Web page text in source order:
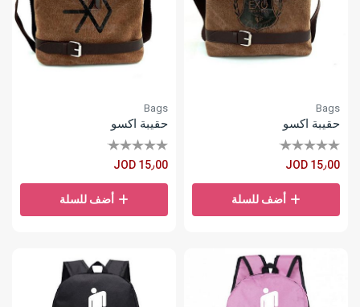
Bags
حقيبة اكسو
JOD 15٫00
أضف للسلة
Bags
حقيبة اكسو
JOD 15٫00
أضف للسلة